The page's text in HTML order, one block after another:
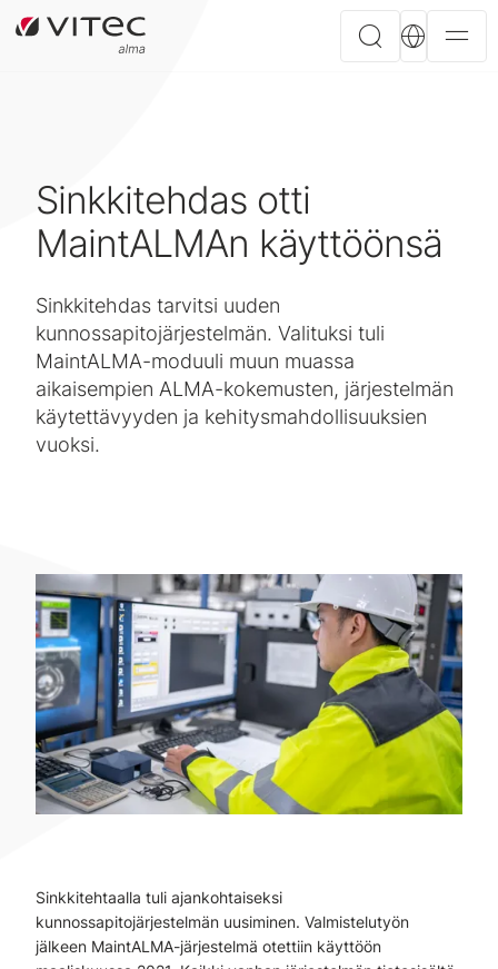
Sinkkitehdas otti
MaintALMAn käyttöönsä
Sinkkitehdas tarvitsi uuden
kunnossapitojärjestelmän. Valituksi tuli
MaintALMA-moduuli muun muassa
aikaisempien ALMA-kokemusten, järjestelmän
käytettävyyden ja kehitysmahdollisuuksien
vuoksi.
Sinkkitehtaalla tuli ajankohtaiseksi
kunnossapitojärjestelmän uusiminen. Valmistelutyön
jälkeen MaintALMA-järjestelmä otettiin käyttöön